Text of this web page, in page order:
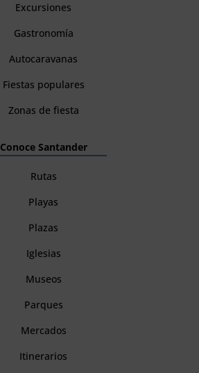
Excursiones
Gastronomía
Autocaravanas
Fiestas populares
Zonas de fiesta
Conoce Santander
Rutas
Playas
Plazas
Iglesias
Museos
Parques
Mercados
Itinerarios